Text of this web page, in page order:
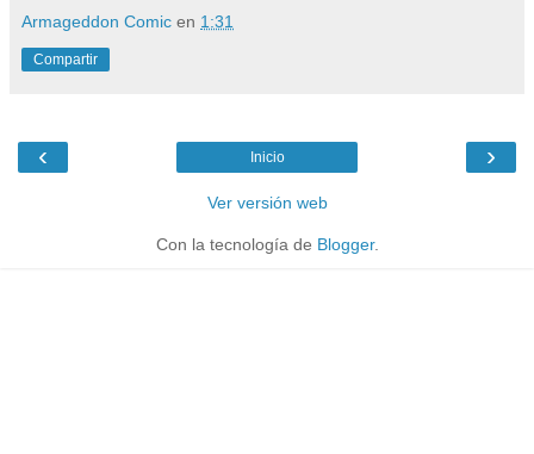
Armageddon Comic en 1:31
Compartir
‹ ›
Inicio
Ver versión web
Con la tecnología de Blogger.